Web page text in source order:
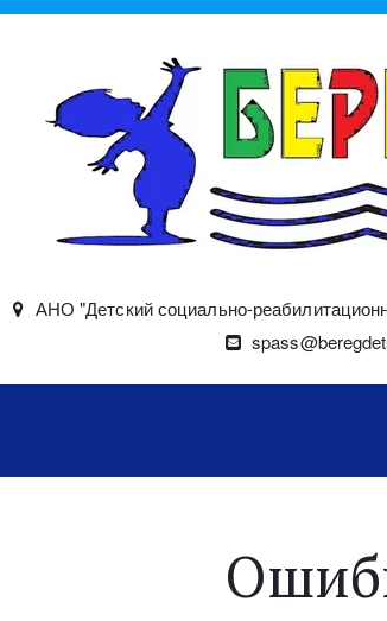
АНО "Детский социально-